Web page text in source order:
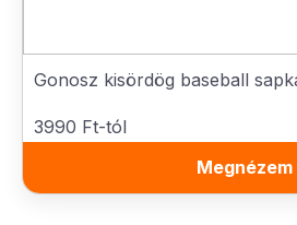
Gonosz kisördög baseball
3990 Ft-tól
Megnézem